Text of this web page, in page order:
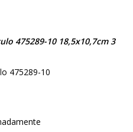
475289-10 18,5x10,7cm 3
475289-10